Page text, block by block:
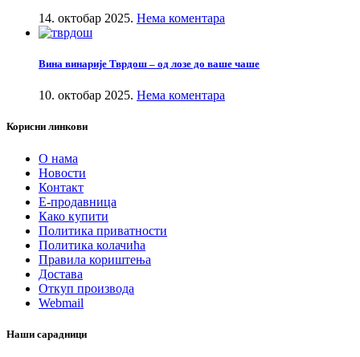
14. октобар 2025. Нема коментара
Вина винарије Тврдош – од лозе до ваше чаше
10. октобар 2025. Нема коментара
Корисни линкови
О нама
Новости
Контакт
Е-продавница
Како купити
Политика приватности
Политика колачића
Правила кориштења
Достава
Откуп производа
Webmail
Наши сарадници